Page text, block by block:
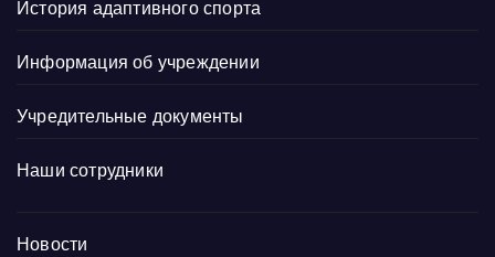
История адаптивного спорта
Информация об учреждении
Учредительные документы
Наши сотрудники
Новости